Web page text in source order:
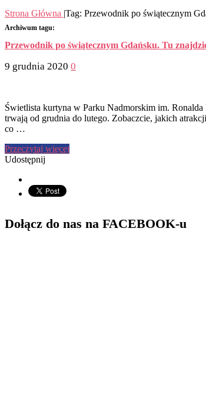
Strona Główna |Tag: Przewodnik po świątecznym
Archiwum tagu:
Przewodnik po świątecznym Gdańsku. Tu
9 grudnia 2020 0
Świetlista kurtyna w Parku Nadmorskim im.
trwają od grudnia do lutego. Zobaczcie, jakich
co …
Przeczytaj więcej
Udostępnij
Dołącz do nas na FACEBOOK-u